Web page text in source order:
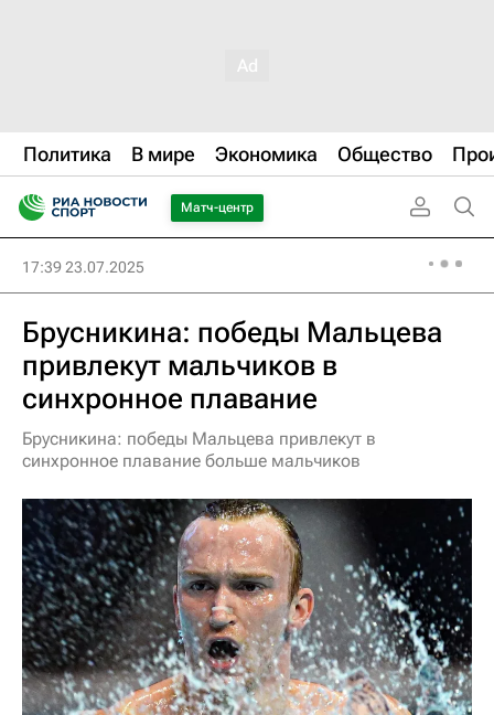
Политика В мире Экономика Общество
Матч-центр
17:39 23.07.2025
Брусникина: победы Мальцева
привлекут мальчиков в
синхронное плавание
Брусникина: победы Мальцева привлекут в
синхронное плавание больше мальчиков